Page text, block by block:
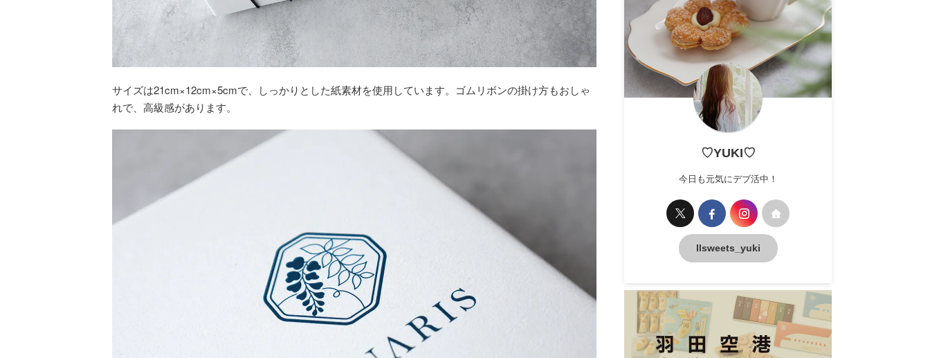
サイズは21cm×12cm×5cmで、しっかりとした紙素材を使用しています。ゴムリボンの掛け方もおしゃ
れで、高級感があります。
♡YUKI♡
今日も元気にデブ活中！
llsweets_yuki